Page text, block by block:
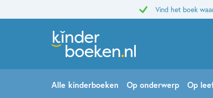
Vind het boek
Alle kinderboeken Op onderwerp Op